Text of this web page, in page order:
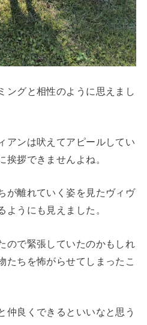
ングと相性のように思えまし
アンは吠えてアピールしてい
挨拶できませんよね。
が離れていく姿を見たヴィヴ
ようにも見えました。
ので緊張していたのかもしれ
たちを怖がらせてしまったこ
仲良くできるといいなと思う